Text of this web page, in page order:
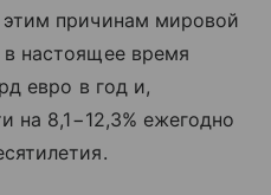
причинам мировой
настоящее время
евро в год и,
на 8,1−12,3% ежегодно